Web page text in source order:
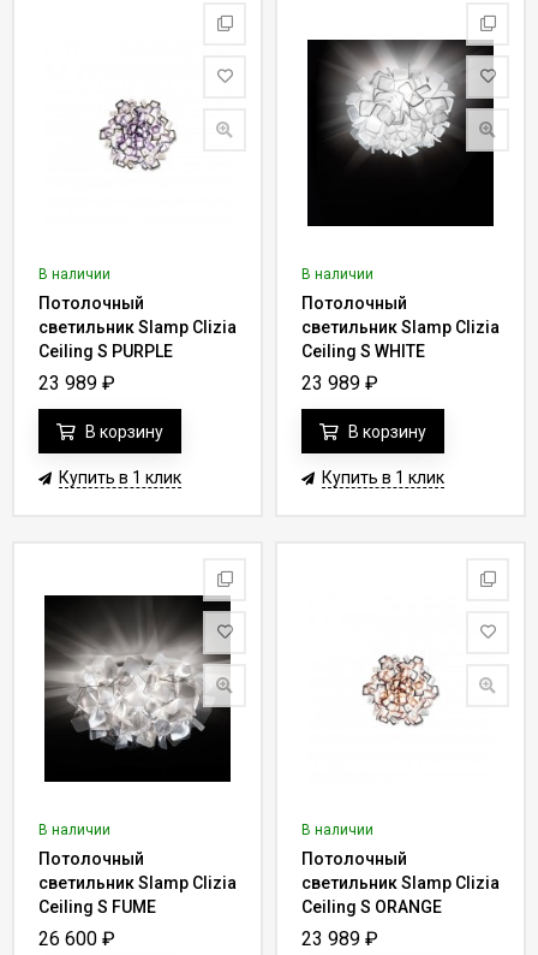
В наличии
Потолочный
светильник Slamp Clizia
Ceiling S PURPLE
CLI78PLF0001P_000
23 989 ₽
В корзину
Купить в 1 клик
В наличии
Потолочный
светильник Slamp Clizia
Ceiling S WHITE
CLI78PLF0001W_000
23 989 ₽
В корзину
Купить в 1 клик
В наличии
Потолочный
светильник Slamp Clizia
Ceiling S FUME
CLI78PLF0001F_000
26 600 ₽
В наличии
Потолочный
светильник Slamp Clizia
Ceiling S ORANGE
CLI78PLF0001A_000
23 989 ₽